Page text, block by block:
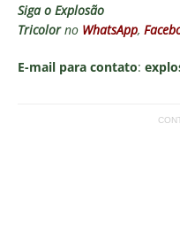
Siga o Explosão
Tricolorno WhatsApp,
E-mail para contato: